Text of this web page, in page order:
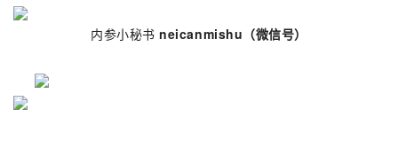
内参小秘书 neicanmishu （微信号）